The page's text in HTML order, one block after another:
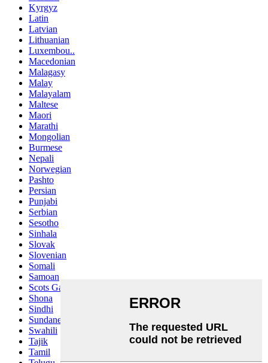
Kyrgyz
Latin
Latvian
Lithuanian
Luxembou..
Macedonian
Malagasy
Malay
Malayalam
Maltese
Maori
Marathi
Mongolian
Burmese
Nepali
Norwegian
Pashto
Persian
Punjabi
Serbian
Sesotho
Sinhala
Slovak
Slovenian
Somali
Samoan
Scots Gaelic
Shona
Sindhi
Sundanese
Swahili
Tajik
Tamil